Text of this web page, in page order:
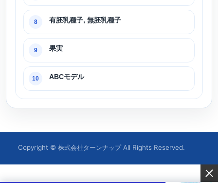
8 有胚乳種子, 無胚乳種子
9 果実
10 ABCモデル
Copyright © 株式会社ターンナップ All Rights Reserved.